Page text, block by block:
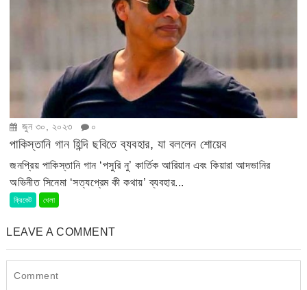
জুন ৩০, ২০২৩ ০
পাকিস্তানি গান হিন্দি ছবিতে ব্যবহার, যা বললেন শোয়েব
জনপ্রিয় পাকিস্তানি গান ‘পসুরি নু’ কার্তিক আরিয়ান এবং কিয়ারা আদভানির
অভিনীত সিনেমা ‘সত্যপ্রেম কী কথায়’ ব্যবহার...
ক্রিকেট খেলা
LEAVE A COMMENT